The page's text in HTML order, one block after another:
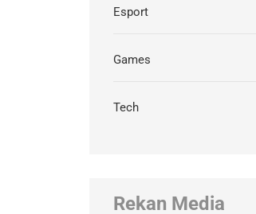
Esport
Games
Tech
Rekan Media